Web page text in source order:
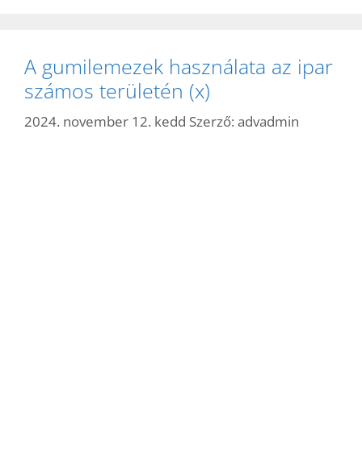
A gumilemezek használata az ipar
számos területén (x)
2024. november 12. kedd Szerző: advadmin